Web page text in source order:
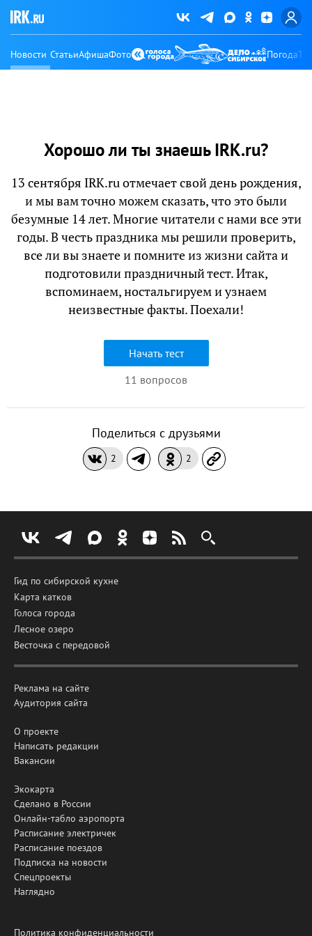
Новости СтатьиАфишаФото Погода
Хорошо ли ты знаешь IRK.ru?
13 сентября IRK.ru отмечает свой день рождения,
и мы вам точно можем сказать, что это были
безумные 14 лет. Многие читатели с нами все эти
годы. В честь праздника мы решили проверить,
все ли вы знаете и помните из жизни сайта и
подготовили праздничный тест. Итак,
вспоминаем, ностальгируем и узнаем
неизвестные факты. Поехали!
Начать тест
11 вопросов
Поделиться с друзьями
2 2
Гид по сибирской кухне
Карта катков
Голоса города
Лесное озеро
Весточка с передовой
Реклама на сайте
Аудитория сайта
О проекте
Написать редакции
Вакансии
Экокарта
Сделано в России
Онлайн-табло аэропорта
Расписание электричек
Расписание поездов
Подписка на новости
Спецпроекты
Наглядно
Политика конфиденциальности